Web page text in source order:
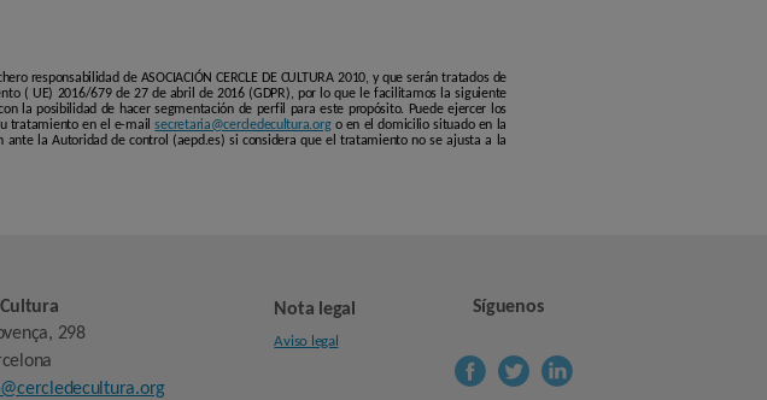
de ASOCIACIÓN CERCLE DE CULTURA 2010, y que serán tratados de
( UE) 2016/679 de 27 de abril de 2016 (GDPR), por lo que le facilitamos la siguiente
la posibilidad de hacer segmentación de perfil para este propósito. Puede ejercer los
tratamiento en el e-mailsecretaria@cercledecultura.orgo en el domicilio situado en la
la Autoridad de control (aepd.es) si considera que el tratamiento no se ajusta a la
298
Nota legal
Aviso legal
Síguenos